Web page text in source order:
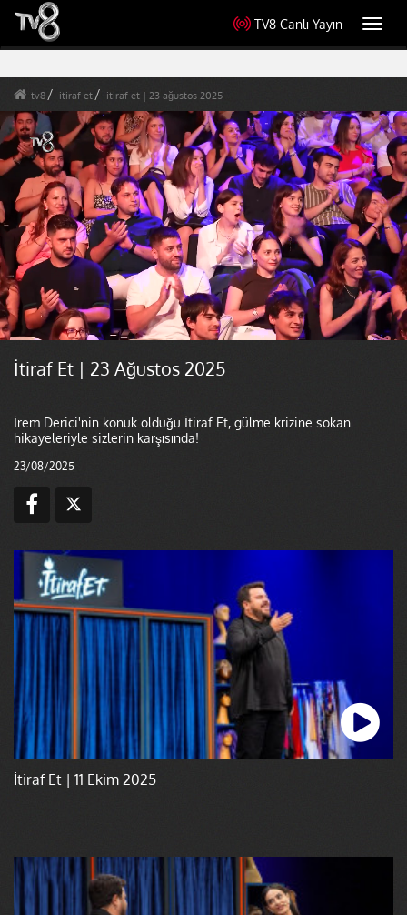
TV8 Canlı Yayın
tv8 itiraf et itiraf et | 23 ağustos 2025
İtiraf Et | 23 Ağustos 2025
İrem Derici'nin konuk olduğu İtiraf Et, gülme krizine sokan
hikayeleriyle sizlerin karşısında!
23/08/2025
İtiraf Et | 11 Ekim 2025